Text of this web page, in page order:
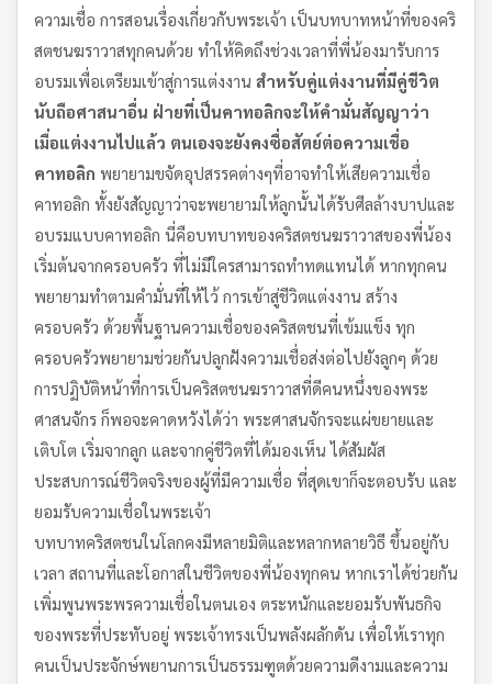
ความเชื่อ การสอนเรื่องเกี่ยวกับพระเจ้า เป็นบทบาทหน้าที่ของคริ
สตชนฆราวาสทุกคนด้วย ทำให้คิดถึงช่วงเวลาที่พี่น้องมารับการ
อบรมเพื่อเตรียมเข้าสู่การแต่งงาน สำหรับคู่แต่งงานที่มีคู่ชีวิต
นับถือศาสนาอื่น ฝ่ายที่เป็นคาทอลิกจะให้คำมั่นสัญญาว่า
เมื่อแต่งงานไปแล้ว ตนเองจะยังคงซื่อสัตย์ต่อความเชื่อ
คาทอลิก พยายามขจัดอุปสรรคต่างๆที่อาจทำให้เสียความเชื่อ
คาทอลิก ทั้งยังสัญญาว่าจะพยายามให้ลูกนั้นได้รับศีลล้างบาปและ
อบรมแบบคาทอลิก นี่คือบทบาทของคริสตชนฆราวาสของพี่น้อง
เริ่มต้นจากครอบครัว ที่ไม่มีใครสามารถทำทดแทนได้ หากทุกคน
พยายามทำตามคำมั่นที่ให้ไว้ การเข้าสู่ชีวิตแต่งงาน สร้าง
ครอบครัว ด้วยพื้นฐานความเชื่อของคริสตชนที่เข้มแข็ง ทุก
ครอบครัวพยายามช่วยกันปลูกฝังความเชื่อส่งต่อไปยังลูกๆ ด้วย
การปฏิบัติหน้าที่การเป็นคริสตชนฆราวาสที่ดีคนหนึ่งของพระ
ศาสนจักร ก็พอจะคาดหวังได้ว่า พระศาสนจักรจะแผ่ขยายและ
เติบโต เริ่มจากลูก และจากคู่ชีวิตที่ได้มองเห็น ได้สัมผัส
ประสบการณ์ชีวิตจริงของผู้ที่มีความเชื่อ ที่สุดเขาก็จะตอบรับ และ
ยอมรับความเชื่อในพระเจ้า
บทบาทคริสตชนในโลกคงมีหลายมิติและหลากหลายวิธี ขึ้นอยู่กับ
เวลา สถานที่และโอกาสในชีวิตของพี่น้องทุกคน หากเราได้ช่วยกัน
เพิ่มพูนพระพรความเชื่อในตนเอง ตระหนักและยอมรับพันธกิจ
ของพระที่ประทับอยู่ พระเจ้าทรงเป็นพลังผลักดัน เพื่อให้เราทุก
คนเป็นประจักษ์พยานการเป็นธรรมฑูตด้วยความดีงามและความ